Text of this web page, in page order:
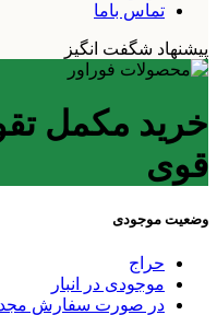
تماس باما
پیشنهاد شگفت انگیز
خرید مکمل
قوی
وضعیت موجودی
حراج
موجودی در انبار
در صورت سفارش